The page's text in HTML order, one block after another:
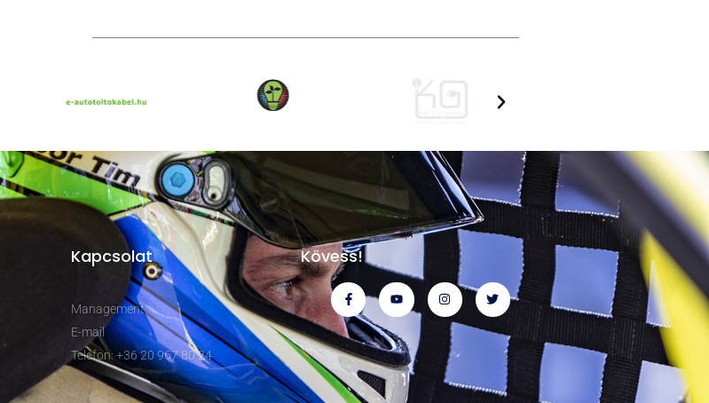
Kapcsolat
Management
E-mail
Telefon: +36 20 967 80 24
Kövess!